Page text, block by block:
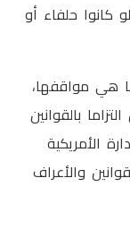
كانوا حلفاء أو
هي مواقفها،
بالقوانين
الأمريكية
والأعراف